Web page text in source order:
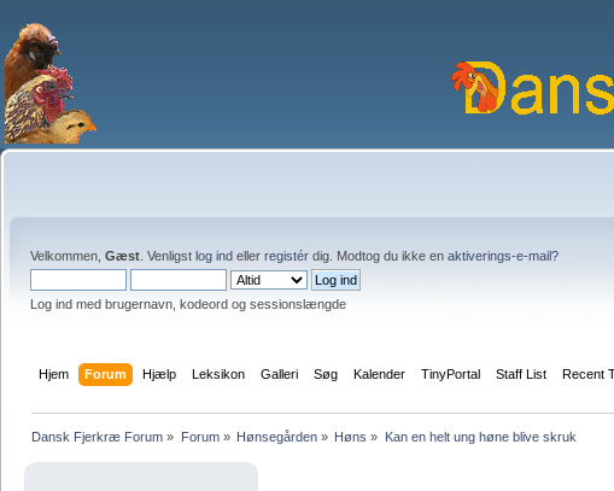
Velkommen, Gæst . Venligst log ind eller registér dig. Modtog du ikke en aktiverings-e-mail?
Log ind med brugernavn, kodeord og sessionslængde
Hjem Forum Hjælp Leksikon Galleri Søg Kalender TinyPortal Staff List Recent
Dansk Fjerkræ Forum » Forum» Hønsegården» Høns » Kan en helt ung høne blive skruk